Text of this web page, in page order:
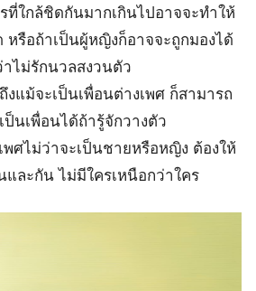
ที่ใกล้ชิดกันมากเกินไปอาจจะทำให้
หรือถ้าเป็นผู้หญิงก็อาจจะถูกมองได้
าไม่รักนวลสงวนตัว
งแม้จะเป็นเพื่อนต่างเพศ ก็สามารถ
ป็นเพื่อนได้ถ้ารู้จักวางตัว
พศไม่ว่าจะเป็นชายหรือหญิง ต้องให้
และกัน ไม่มีใครเหนือกว่าใคร